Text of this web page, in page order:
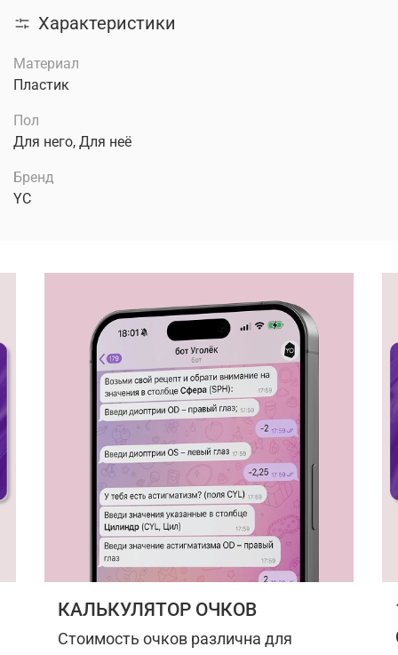
Характеристики
Материал
Пластик
Пол
Для него, Для неё
Бренд
YC
КАЛЬКУЛЯТОР ОЧКОВ
Стоимость очков различна для